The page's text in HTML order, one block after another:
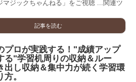
マジックちゃんねる」をご視聴 ...関連ツ
記事を読む
プロが実践する！"成績アップ
る"学習机周りの収納＆ルー
出し収納＆集中力が続く学習環
。